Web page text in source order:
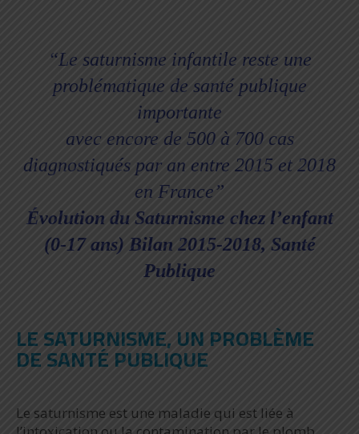
“Le saturnisme infantile reste une
problématique de santé publique
importante
avec encore de 500 à 700 cas
diagnostiqués par an entre 2015 et 2018
en France”
Évolution du Saturnisme chez l’enfant
(0-17 ans) Bilan 2015-2018, Santé
Publique
LE SATURNISME, UN PROBLÈME
DE SANTÉ PUBLIQUE
Le saturnisme est une maladie qui est liée à